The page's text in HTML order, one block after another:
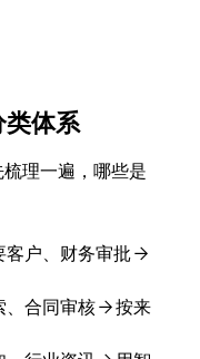
类体系
理一遍，哪些是
客户、财务审批 →
、合同审核 → 按来